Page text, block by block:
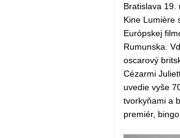
Bratislava 19.
Kine Lumière
Európskej
Rumunska.
oscarový
Cézarmi
uvedie vyše
tvorkyňami a
premiér,